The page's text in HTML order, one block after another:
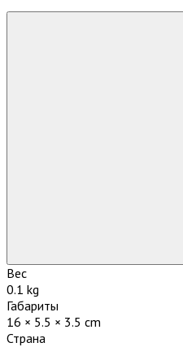
Вес
0.1 kg
Габариты
16 × 5.5 × 3.5 cm
Страна